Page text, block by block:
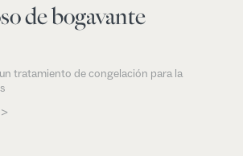
de bogavante
tratamiento de congelación para la